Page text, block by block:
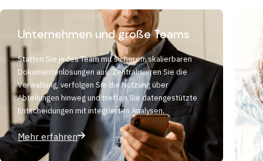
Unternehmen und große Teams
Statten Sie jedes Team mit sicheren, skalierbaren
Dokumentenlösungen aus. Zentralisieren Sie die
Verwaltung, verfolgen Sie die Nutzung über
Abteilungen hinweg und treffen Sie datengestützte
Entscheidungen mit integrierten Analysen.
Mehr erfahren